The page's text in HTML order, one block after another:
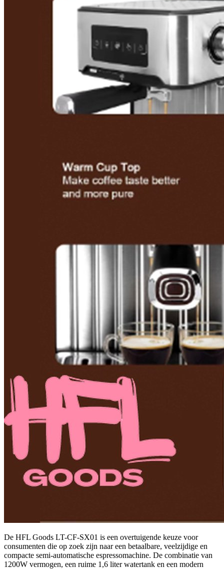
De HFL Goods LT-CF-SX01 is een overtuigende keuze voor
consumenten die op zoek zijn naar een betaalbare, veelzijdige en
compacte semi-automatische espressomachine. De combinatie van
1200W vermogen, een ruime 1,6 liter watertank en een modern